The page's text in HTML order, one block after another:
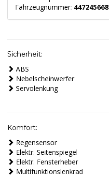
Fahrzeugnummer: 447245668
Sicherheit:
ABS
Nebelscheinwerfer
Servolenkung
Komfort:
Regensensor
Elektr. Seitenspiegel
Elektr. Fensterheber
Multifunktionslenkrad